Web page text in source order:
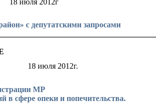
с депутатскими запросами
2012г.
МР
в сфере опеки и попечительства.